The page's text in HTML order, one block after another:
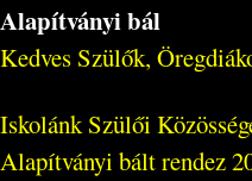
Alapítványi bál
Kedves Szülők,
Iskolánk Szülői
Alapítványi bált rendez